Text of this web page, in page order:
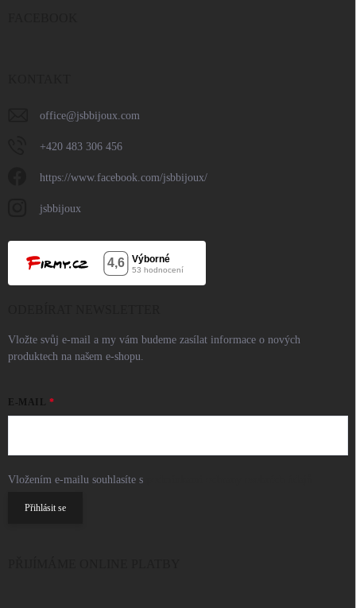
office@jsbbijoux.com
+420 483 306 456
https://www.facebook.com/jsbbijoux/
jsbbijoux
Vložte svůj e-mail a my vám budeme zasílat informace o nových
produktech na našem e-shopu.
E-MAIL
Vložením e-mailu souhlasíte s
Přihlásit se